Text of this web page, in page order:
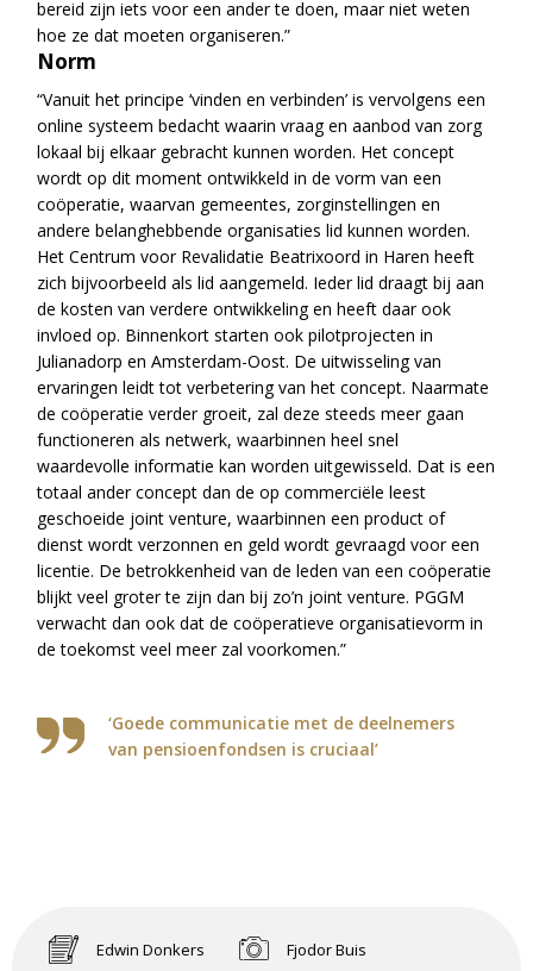
bereid zijn iets voor een ander te doen, maar niet weten
hoe ze dat moeten organiseren.”
Norm
“Vanuit het principe ‘vinden en verbinden’ is vervolgens een
online systeem bedacht waarin vraag en aanbod van zorg
lokaal bij elkaar gebracht kunnen worden. Het concept
wordt op dit moment ontwikkeld in de vorm van een
coöperatie, waarvan gemeentes, zorginstellingen en
andere belanghebbende organisaties lid kunnen worden.
Het Centrum voor Revalidatie Beatrixoord in Haren heeft
zich bijvoorbeeld als lid aangemeld. Ieder lid draagt bij aan
de kosten van verdere ontwikkeling en heeft daar ook
invloed op. Binnenkort starten ook pilotprojecten in
Julianadorp en Amsterdam-Oost. De uitwisseling van
ervaringen leidt tot verbetering van het concept. Naarmate
de coöperatie verder groeit, zal deze steeds meer gaan
functioneren als netwerk, waarbinnen heel snel
waardevolle informatie kan worden uitgewisseld. Dat is een
totaal ander concept dan de op commerciële leest
geschoeide joint venture, waarbinnen een product of
dienst wordt verzonnen en geld wordt gevraagd voor een
licentie. De betrokkenheid van de leden van een coöperatie
blijkt veel groter te zijn dan bij zo’n joint venture. PGGM
verwacht dan ook dat de coöperatieve organisatievorm in
de toekomst veel meer zal voorkomen.”
‘Goede communicatie met de deelnemers
van pensioenfondsen is cruciaal’
Edwin Donkers Fjodor Buis